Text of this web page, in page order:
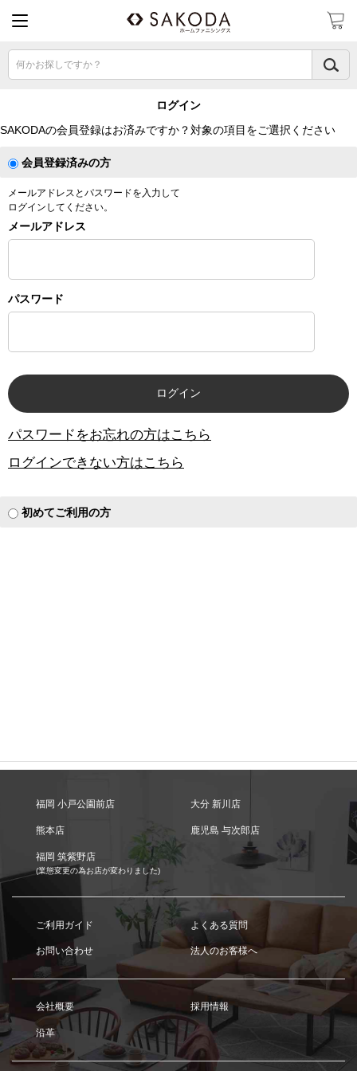
何かお探しですか？
ログイン
SAKODAの会員登録はお済みですか？対象の項目をご選択ください
会員登録済みの方
メールアドレスとパスワードを入力して
ログインしてください。
メールアドレス
パスワード
パスワードをお忘れの方はこちら
ログインできない方はこちら
初めてご利用の方
福岡 小戸公園前店 大分 新川店
熊本店 鹿児島 与次郎店
福岡 筑紫野店
(業態変更の為お店が変わりました)
ご利用ガイド よくある質問
お問い合わせ 法人のお客様へ
会社概要 採用情報
沿革